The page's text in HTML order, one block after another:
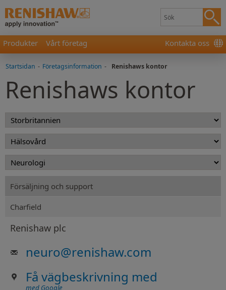
Produkter Vårt företag Kontakta oss
Startsidan - Företagsinformation - Renishaws kontor
Renishaws kontor
Försäljning och support
Charfield
Renishaw plc
neuro@renishaw.com
Få vägbeskrivning med
med Google